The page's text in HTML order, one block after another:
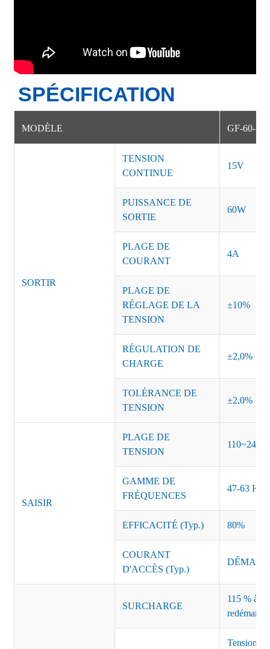
SPÉCIFICATION
MODÈLE GF-60-15
SORTIR
TENSION
CONTINUE
15V
PUISSANCE DE
SORTIE
60W
PLAGE DE
COURANT
4A
PLAGE DE
RÉGLAGE DE LA
TENSION
±10%
RÉGULATION DE
CHARGE
±2,0%
TOLÉRANCE DE
TENSION
±2,0%
SAISIR
PLAGE DE
TENSION
110~240
GAMME DE
FRÉQUENCES
47-63 Hz
EFFICACITÉ (Typ.) 80%
COURANT
D'ACCÈS (Typ.)
SURCHARGE
115 % à
Tension